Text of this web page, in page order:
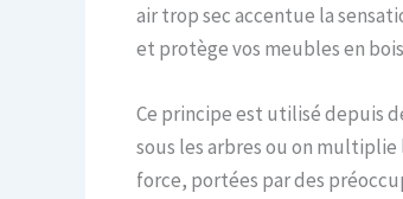
air trop sec accentue la
et protège vos meubles en
Ce principe est utilisé depuis
sous les arbres ou on
force, portées par des